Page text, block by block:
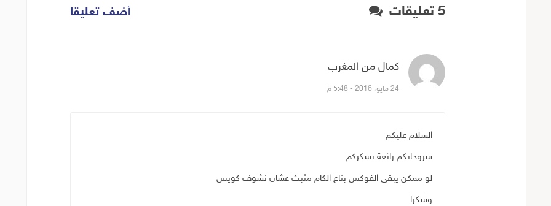
5 تعليقات أضف تعليقا
كمال من المغربقال:
24 مايو، 2016 - 5:48 م
السلام عليكم
شروحاتكم رائعة نشكركم
لو ممكن يبقى الفوكس بتاع الكام مثبث عشان نشوف كويس
وشكرا